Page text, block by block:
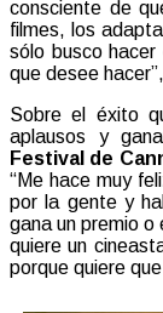
consciente de
filmes, los
sólo busco
que desee
Sobre el éxito
aplausos y
Festival de
“Me hace muy
por la gente y
gana un premio
quiere un
porque quiere